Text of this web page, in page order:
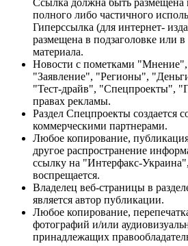
полного либо частичного
Гиперссылка (для интернет-
размещена в подзаголовке или в
материала.
Новости с пометками
"Заявление", "Регионы",
"Тест-драйв", "Спецпроекты",
правах рекламы.
Раздел Спецпроекты создается
коммерческими партнерами.
Любое копирование,
другое распространение
ссылку на "Интерфакс-
воспрещается.
Владелец веб-страницы в
является автор публикации.
Любое копирование,
фотографий и/или
принадлежащих